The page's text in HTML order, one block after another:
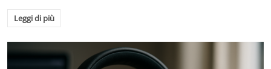
Leggi di più